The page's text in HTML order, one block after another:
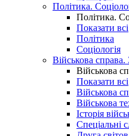
Політика.
Політика.
Показати всі
Політика
Соціологія
Військова
Військова
Показати всі
Військова
Військова
Історія
Спеціальні